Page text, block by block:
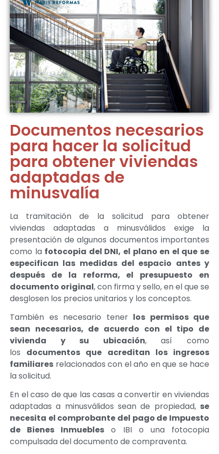
Documentos necesarios
para hacer la solicitud
para obtener viviendas
adaptadas de
minusvalía
La tramitación de la solicitud para obtener
viviendas adaptadas a minusválidos exige la
presentación de algunos documentos importantes
como la fotocopia del DNI, el plano en el que se
especifican las medidas del espacio antes y
después de la reforma, el presupuesto en
documento original, con firma y sello, en el que se
desglosen los precios unitarios y los conceptos.
También es necesario tener los permisos que
sean necesarios, de acuerdo con el tipo de
vivienda y su ubicación, así como
los documentos que acreditan los ingresos
familiares relacionados con el año en que se hace
la solicitud.
En el caso de que las casas a convertir en viviendas
adaptadas a minusválidos sean de propiedad, se
necesita el comprobante del pago de Impuesto
de Bienes Inmuebles o IBI o una fotocopia
compulsada del documento de compraventa.